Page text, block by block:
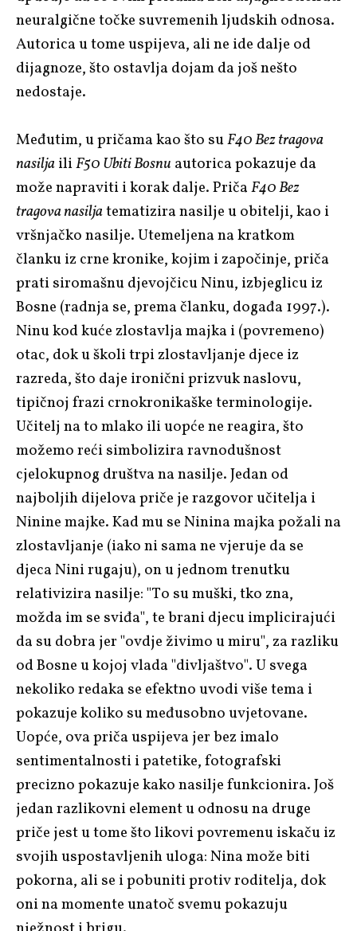
neuralgične točke suvremenih ljudskih odnosa.
Autorica u tome uspijeva, ali ne ide dalje od
dijagnoze, što ostavlja dojam da još nešto
nedostaje.
Međutim, u pričama kao što suF40 Bez tragova
nasiljailiF50 Ubiti Bosnu autorica pokazuje da
može napraviti i korak dalje. PričaF40 Bez
tragova nasiljatematizira nasilje u obitelji, kao i
vršnjačko nasilje. Utemeljena na kratkom
članku iz crne kronike, kojim i započinje, priča
prati siromašnu djevojčicu Ninu, izbjeglicu iz
Bosne (radnja se, prema članku, događa 1997.).
Ninu kod kuće zlostavlja majka i (povremeno)
otac, dok u školi trpi zlostavljanje djece iz
razreda, što daje ironični prizvuk naslovu,
tipičnoj frazi crnokronikaške terminologije.
Učitelj na to mlako ili uopće ne reagira, što
možemo reći simbolizira ravnodušnost
cjelokupnog društva na nasilje. Jedan od
najboljih dijelova priče je razgovor učitelja i
Ninine majke. Kad mu se Ninina majka požali na
zlostavljanje (iako ni sama ne vjeruje da se
djeca Nini rugaju), on u jednom trenutku
relativizira nasilje: "To su muški, tko zna,
možda im se sviđa", te brani djecu implicirajući
da su dobra jer "ovdje živimo u miru", za razliku
od Bosne u kojoj vlada "divljaštvo". U svega
nekoliko redaka se efektno uvodi više tema i
pokazuje koliko su međusobno uvjetovane.
Uopće, ova priča uspijeva jer bez imalo
sentimentalnosti i patetike, fotografski
precizno pokazuje kako nasilje funkcionira. Još
jedan razlikovni element u odnosu na druge
priče jest u tome što likovi povremenu iskaču iz
svojih uspostavljenih uloga: Nina može biti
pokorna, ali se i pobuniti protiv roditelja, dok
oni na momente unatoč svemu pokazuju